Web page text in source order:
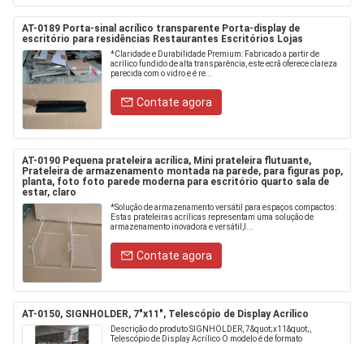
AT-0189 Porta-sinal acrílico transparente Porta-display de
escritório para residências Restaurantes Escritórios Lojas
*Claridade e Durabilidade Premium: Fabricado a partir de
acrílico fundido de alta transparência, este ecrã oferece clareza
parecida com o vidro e é re...
Contate agora
AT-0190 Pequena prateleira acrílica, Mini prateleira flutuante,
Prateleira de armazenamento montada na parede, para figuras pop,
planta, foto foto parede moderna para escritório quarto sala de
estar, claro
*Solução de armazenamento versátil para espaços compactos:
Estas prateleiras acrílicas representam uma solução de
armazenamento inovadora e versátil,I...
Contate agora
AT-0150, SIGNHOLDER, 7"x11", Telescópio de Display Acrílico
Descrição do produto SIGNHOLDER, 7&quot;x11&quot;,
Telescópio de Display Acrílico O modelo é de formato